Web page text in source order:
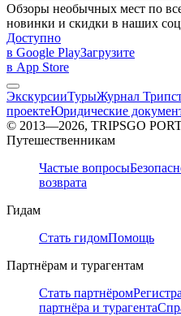
Обзоры необычных мест по
новинки и скидки в наших
Доступно
в Google PlayЗагрузите
в App Store
ЭкскурсииТурыЖурнал
проектеЮридические
© 2013—2026, TRIPSGO
Путешественникам
Частые вопросы
возврата
Гидам
Стать гидомПомощь
Партнёрам и турагентам
Стать партнёром
партнёра и турагента